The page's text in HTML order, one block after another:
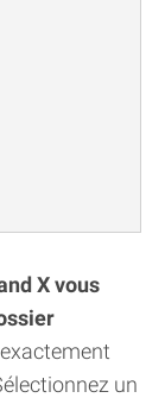
X vous
exactement
un